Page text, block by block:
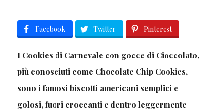
Facebook Twitter Pinterest
I Cookies di Carnevale con gocce di Cioccolato,
più conosciuti come Chocolate Chip Cookies,
sono i famosi biscotti americani semplici e
golosi, fuori croccanti e dentro leggermente